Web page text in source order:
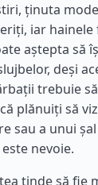
ținuta
iar
aștepta să
deși
trebuie
plănuiți să
sau a unui
nevoie.
tinde să fie